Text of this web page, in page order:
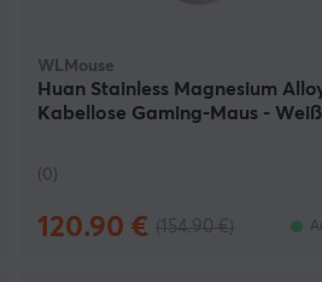
WLMouse
Huan Stainless Magnesium
Kabellose Gaming-Maus - Weiß
(0)
120.90 €